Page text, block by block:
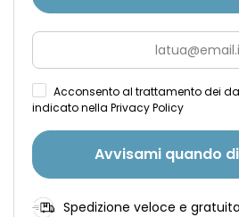
Acconsento al trattamento dei
indicato nella Privacy Policy
Avvisami quando
Spedizione veloce e